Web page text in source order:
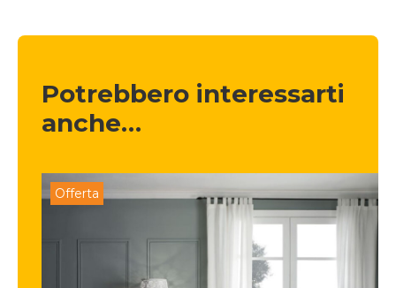
Potrebbero interessarti
anche…
Offerta